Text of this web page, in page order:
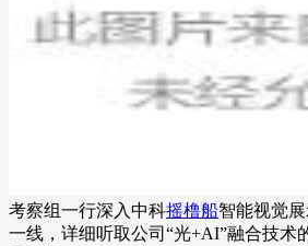
考察组一行深入中科摇橹船智能视觉
一线，详细听取公司“光+AI”融合技术